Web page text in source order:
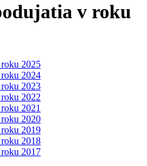
v roku
2025
2024
2023
2022
2021
2020
2019
2018
2017